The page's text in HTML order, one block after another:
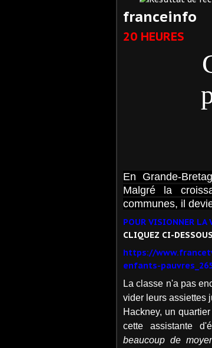
franceinfo
20 HEURES
En Grande-
Malgré la
communes, il
POUR VISIONNER LA
CLIQUEZ CI-DESSOUS
https://
enfants-
La classe n'a pas
vider leurs assiettes
Hackney, un
cette assistante
beaucoup de